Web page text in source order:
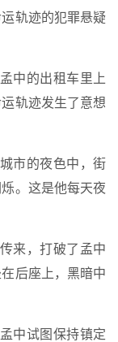
轨迹的犯罪悬疑
中的出租车里上
轨迹发生了意想
市的夜色中，街
。这是他每天夜
来，打破了孟中
后座上，黑暗中
中试图保持镇定